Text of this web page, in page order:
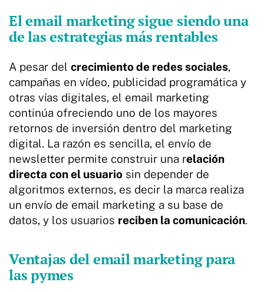
El email marketing sigue siendo una
de las estrategias más rentables
A pesar del crecimiento de redes sociales,
campañas en vídeo, publicidad programática y
otras vías digitales, el email marketing
continúa ofreciendo uno de los mayores
retornos de inversión dentro del marketing
digital. La razón es sencilla, el envío de
newsletter permite construir una relación
directa con el usuario sin depender de
algoritmos externos, es decir la marca realiza
un envío de email marketing a su base de
datos, y los usuarios reciben la comunicación.
Ventajas del email marketing para
las pymes